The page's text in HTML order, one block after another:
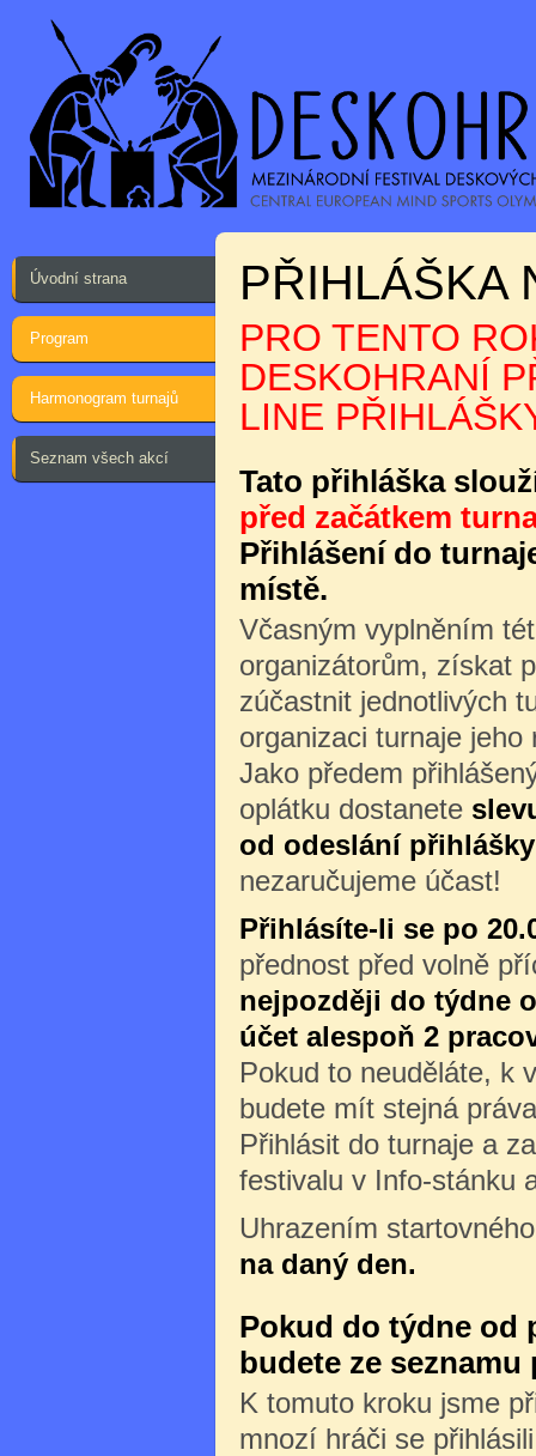
Úvodní strana
Program
Harmonogram turnajů
Seznam všech akcí
PŘIHLÁŠKA
PRO TENTO
DESKOHRANÍ
LINE
Tato přihláška
před začátkem
Přihlášení do
místě.
Včasným vyplněním
organizátorům, získat
zúčastnit jednotlivých
organizaci turnaje jeho
Jako předem
oplátku dostanete
od odeslání přihlášky
nezaručujeme účast!
Přihlásíte-li se po
přednost před volně
nejpozději do týdne
účet alespoň 2
Pokud to neuděláte, k
budete mít stejná
Přihlásit do turnaje a
festivalu v Info-stánku
Uhrazením
na daný den.
Pokud do týdne od
budete ze
K tomuto kroku jsme
mnozí hráči se